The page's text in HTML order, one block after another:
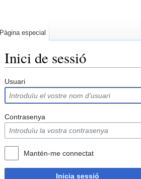
Inici de sessió
Usuari
Contrasenya
Mantén-me connectat
Inicia sessió
Pàgina especial